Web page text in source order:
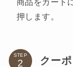
商品をカート
押します。
STEP クー